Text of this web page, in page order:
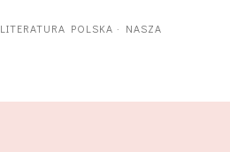
LITERATURA POLSKA · NASZA